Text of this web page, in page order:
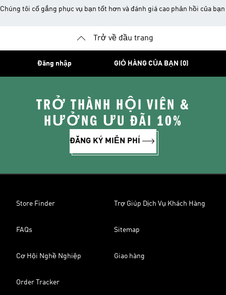
Chúng tôi cố gắng phục vụ bạn tốt hơn và đánh giá cao phản hồi của bạn
Trở về đầu trang
Đăng nhập GIỎ HÀNG CỦA BẠN (0)
TRỞ THÀNH HỘI VIÊN &
HƯỞNG ƯU ĐÃI 10%
ĐĂNG KÝ MIỄN PHÍ
Store Finder Trợ Giúp Dịch Vụ Khách Hàng
FAQs Sitemap
Cơ Hội Nghề Nghiệp Giao hàng
Order Tracker